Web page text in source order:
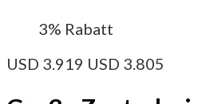
3% Rabatt
USD 3.919 USD 3.805